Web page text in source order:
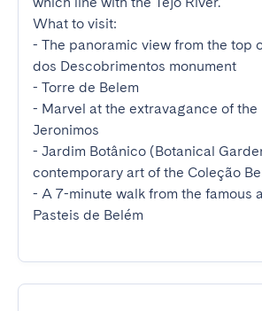
What to visit:
- The panoramic view from the top
dos Descobrimentos monument
- Torre de Belem
- Marvel at the extravagance of the
Jeronimos
- Jardim Botânico (Botanical
contemporary art of the Coleção
- A 7-minute walk from the famous
Pasteis de Belém